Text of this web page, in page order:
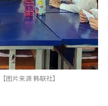
图片来源 韩联社】